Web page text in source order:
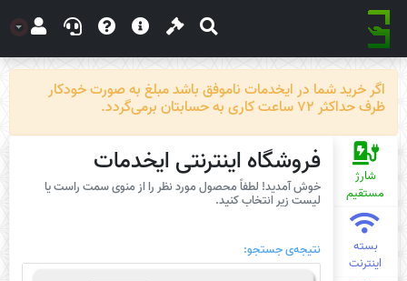
اگر خرید شما در ایخدمات ناموفق باشد مبلغ به صورت خودکار
ظرف حداکثر 72 ساعت کاری به حسابتان برمی‌گردد.
شارژ
مستقیم
بسته
اینترنت
فروشگاه اینترنتی ایخدمات
خوش آمدید! لطفاً محصول مورد نظر را از منوی سمت راست یا
لیست زیر انتخاب کنید.
نتیجه‌ی جستجو: